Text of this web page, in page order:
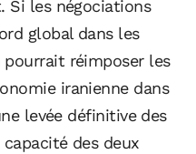
Si les négociations
global dans les
réimposer les
iranienne dans
levée définitive des
des deux